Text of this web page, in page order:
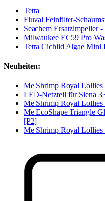
Tetra
Fluval Feinfilter-
Seachem Ersatzimpeller
Milwaukee EC59 Pro
Tetra Cichlid Algae Mini
Neuheiten:
Me Shrimp Royal Lollies
LED-Netzteil für Siena
Me Shrimp Royal Lollies
Me EcoShape Triangle
[P2]
Me Shrimp Royal Lollies